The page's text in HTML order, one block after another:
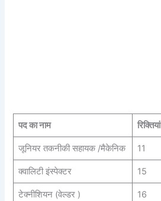
पद का नाम रिक्तियां
जूनियर तकनीकी सहायक /मैकेनिक 11
क्वालिटी इंस्पेक्टर 15
टेक्नीशियन (वेल्डर ) 16